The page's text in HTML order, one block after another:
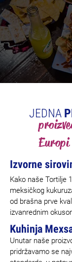
JEDNA
Europi
Izvorne
Kako naše Tortilje
meksičkog
od brašna prve
izvanrednim
Kuhinja
Unutar naše
pridržavamo se